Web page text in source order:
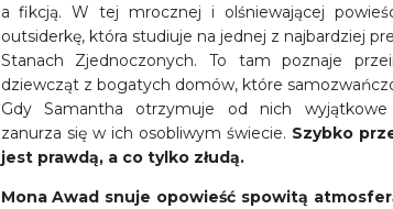
a fikcją. W tej mrocznej i olśniewającej
outsiderkę, która studiuje na jednej z najbardziej
Stanach Zjednoczonych. To tam poznaje
dziewcząt z bogatych domów, które
Gdy Samantha otrzymuje od nich wyjątkowe
zanurza się w ich osobliwym świecie. Szybko
jest prawdą, a co tylko złudą.
Mona Awad snuje opowieść spowitą